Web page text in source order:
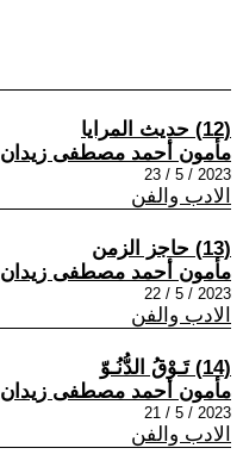
(12) حديث المرايا
مأمون أحمد مصطفى زيدان
2023 / 5 / 23
الادب والفن
(13) حاجز الزمن
مأمون أحمد مصطفى زيدان
2023 / 5 / 22
الادب والفن
(14) تَـوْقُ الدُّنُـوّ
مأمون أحمد مصطفى زيدان
2023 / 5 / 21
الادب والفن